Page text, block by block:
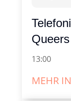
13:00
MEHR